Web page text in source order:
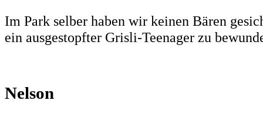
Im Park selber haben wir keinen Bären
ein ausgestopfter Grisli-Teenager zu
Nelson